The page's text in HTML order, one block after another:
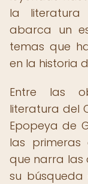
la
abarca un
temas que
en la historia
Entre las
literatura del
Epopeya de
las primeras
que narra las
su